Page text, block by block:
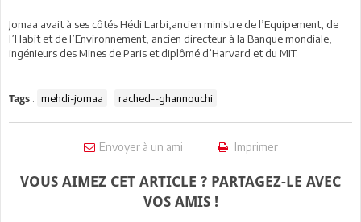
Jomaa avait à ses côtés Hédi Larbi,ancien ministre de l’Equipement, de
l’Habit et de l’Environnement, ancien directeur à la Banque mondiale,
ingénieurs des Mines de Paris et diplômé d’Harvard et du MIT.
Tags : mehdi-jomaa rached--ghannouchi
Envoyer à un ami Imprimer
VOUS AIMEZ CET ARTICLE ? PARTAGEZ-LE AVEC
VOS AMIS !